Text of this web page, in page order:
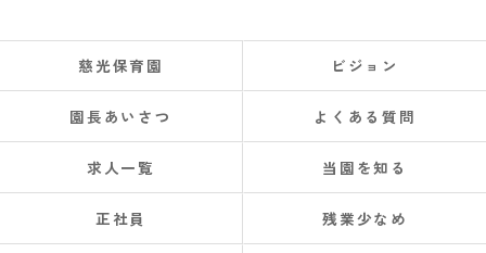
慈光保育園 ビジョン
園長あいさつ よくある質問
求人一覧 当園を知る
正社員 残業少なめ